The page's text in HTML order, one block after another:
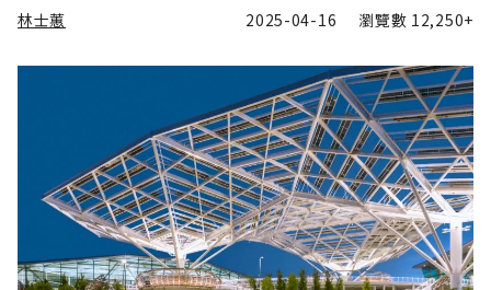
林士蕙 2025-04-16 瀏覽數 12,250+